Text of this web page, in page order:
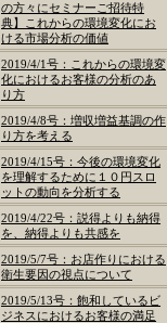
の方々にセミナーご招待特
典】これからの環境変化にお
ける市場分析の価値
2019/4/1号：これからの環境変
化におけるお客様の分析のあ
り方
2019/4/8号：増収増益基調の作
り方を考える
2019/4/15号：今後の環境変化
を理解するために１０円スロ
ットの動向を分析する
2019/4/22号：説得よりも納得
を、納得よりも共感を
2019/5/7号：お店作りにおける
衛生要因の視点について
2019/5/13号：飽和しているビ
ジネスにおけるお客様の満足